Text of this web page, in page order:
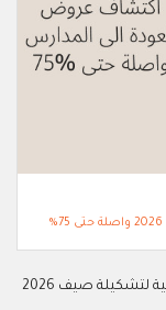
صيف 2026